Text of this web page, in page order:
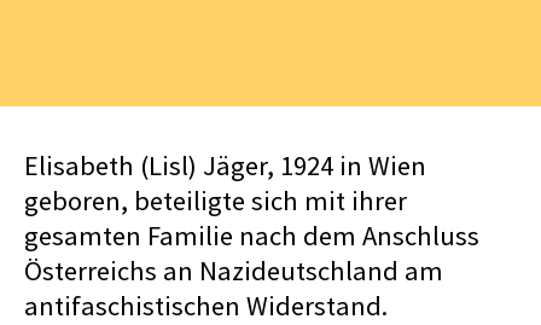
Elisabeth (Lisl) Jäger, 1924 in Wien
geboren, beteiligte sich mit ihrer
gesamten Familie nach dem Anschluss
Österreichs an Nazideutschland am
antifaschistischen Widerstand.